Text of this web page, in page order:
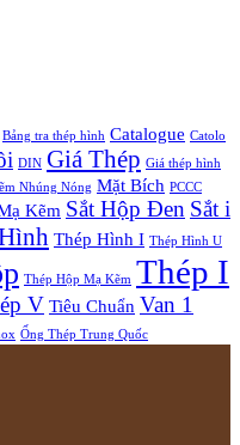
Bảng tra thép hình Catalogue Catolo
DIN Giá Thép Giá thép hình
Nhúng Nóng Mặt Bích PCCC
Kẽm Sắt Hộp Đen Sắt i
Thép Hình I Thép Hình U
Thép Hộp Mạ Kẽm Thép I
V Tiêu Chuẩn Van 1
Ống Thép Trung Quốc